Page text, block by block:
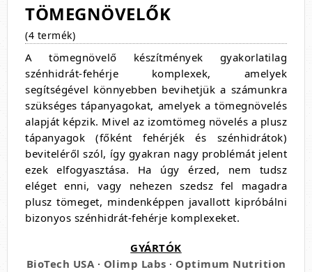
TÖMEGNÖVELŐK
(4 termék)
A tömegnövelő készítmények gyakorlatilag
szénhidrát-fehérje komplexek, amelyek
segítségével könnyebben bevihetjük a számunkra
szükséges tápanyagokat, amelyek a tömegnövelés
alapját képzik. Mivel az izomtömeg növelés a plusz
tápanyagok (főként fehérjék és szénhidrátok)
beviteléről szól, így gyakran nagy problémát jelent
ezek elfogyasztása. Ha úgy érzed, nem tudsz
eléget enni, vagy nehezen szedsz fel magadra
plusz tömeget, mindenképpen javallott kipróbálni
bizonyos szénhidrát-fehérje komplexeket.
GYÁRTÓK
BioTech USA · Olimp Labs · Optimum Nutrition